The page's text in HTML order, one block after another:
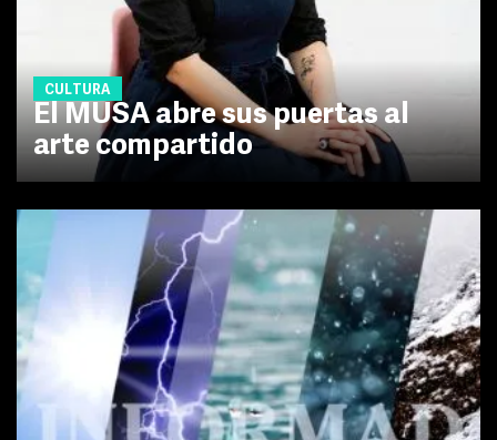
CULTURA
El MUSA abre sus puertas al
arte compartido